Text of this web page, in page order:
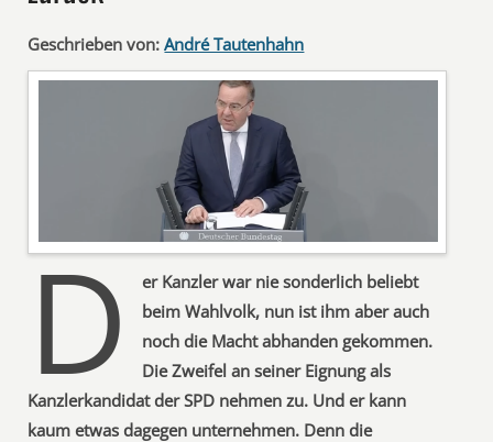
Geschrieben von: André Tautenhahn
D
er Kanzler war nie sonderlich beliebt
beim Wahlvolk, nun ist ihm aber auch
noch die Macht abhanden gekommen.
Die Zweifel an seiner Eignung als
Kanzlerkandidat der SPD nehmen zu. Und er kann
kaum etwas dagegen unternehmen. Denn die